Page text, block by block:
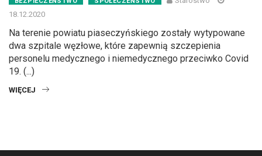
18.12.2020
Na terenie powiatu piaseczyńskiego zostały wytypowane
dwa szpitale węzłowe, które zapewnią szczepienia
personelu medycznego i niemedycznego przeciwko Covid
19. (...)
WIĘCEJ